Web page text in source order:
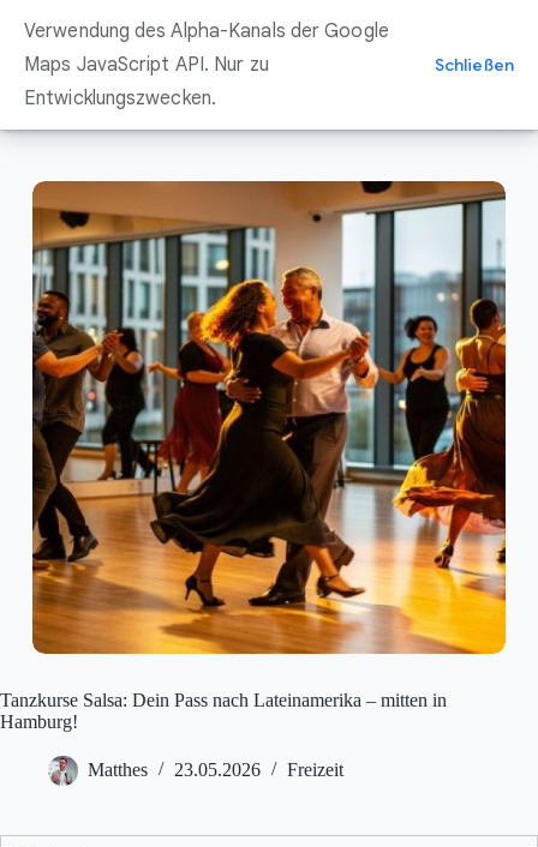
Inhalt
springen
Tanzkurse Salsa: Dein Pass nach Lateinamerika – mitten in
Hamburg!
Matthes 23.05.2026 Freizeit
Verwendung des Alpha-Kanals der Google
Maps JavaScript API. Nur zu
Entwicklungszwecken.
Schließen